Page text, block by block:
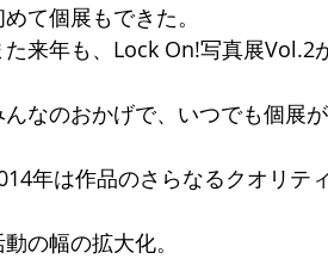
めて個展もできた。
た来年も、Lock On!写真展Vol.2
んなのおかげで、いつでも個展
年は作品のさらなるクオリテ
の幅の拡大化。